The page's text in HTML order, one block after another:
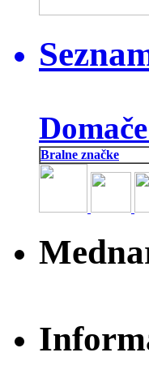
Bralne značke